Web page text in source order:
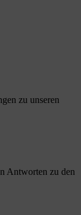
zu unseren
Antworten zu den